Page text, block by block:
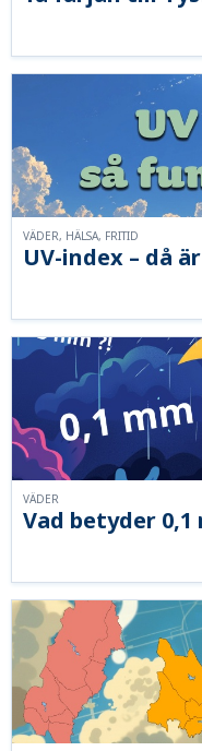
UV-index – då
VÄDER, HÄLSA, FRITID
Vad betyder 0,1
VÄDER